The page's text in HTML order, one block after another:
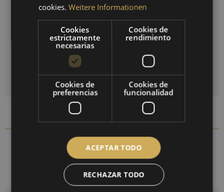
Restablecer selección
AÑADIR A LA CESTA DE LA COMPRA
Comparar Recordar
cookies. Weitere Informationen
Cookies
estrictamente
necesarias
Cookies de
rendimiento
Cookies de
preferencias
Cookies de
funcionalidad
ACEPTAR TODO
RECHAZAR TODO